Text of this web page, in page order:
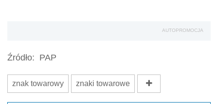
AUTOPROMOCJA
Źródło: PAP
znak towarowy znaki towarowe